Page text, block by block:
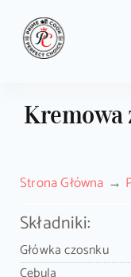
content
Search
for:
Kremowa
Strona Główna
Składniki:
Główka czosnku